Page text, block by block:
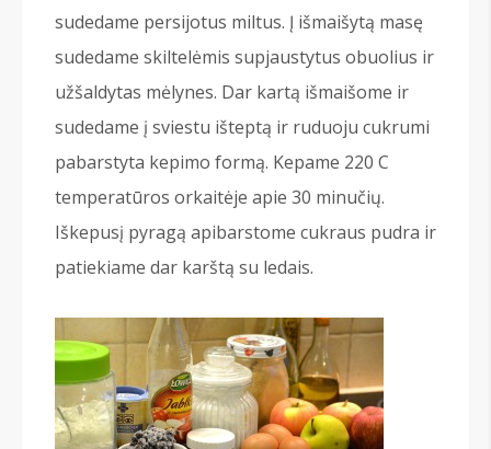
sudedame persijotus miltus. Į išmaišytą masę
sudedame skiltelėmis supjaustytus obuolius ir
užšaldytas mėlynes. Dar kartą išmaišome ir
sudedame į sviestu išteptą ir ruduoju cukrumi
pabarstyta kepimo formą. Kepame 220 C
temperatūros orkaitėje apie 30 minučių.
Iškepusį pyragą apibarstome cukraus pudra ir
patiekiame dar karštą su ledais.